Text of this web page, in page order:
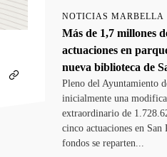
NOTICIAS MARBELLA
Más de 1,7 millones
actuaciones en
nueva biblioteca de
Pleno del Ayuntamiento
inicialmente una
extraordinario de
cinco actuaciones en
fondos se reparten...